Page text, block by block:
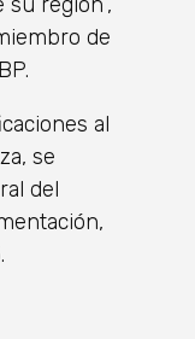
de
al
se
del